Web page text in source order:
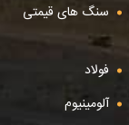
سنگ های قیمتی
فولاد
آلومینیوم